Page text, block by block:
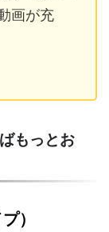
画が充
もっとお
）